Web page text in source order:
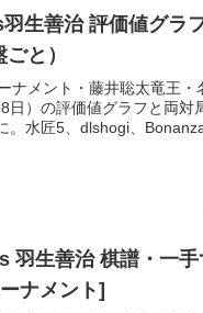
生善治 評価値グラ
と）
ナメント・藤井聡太竜王・
日）の評価値グラフと両対
。水匠5、dlshogi、
羽生善治 棋譜・一
ナメント]